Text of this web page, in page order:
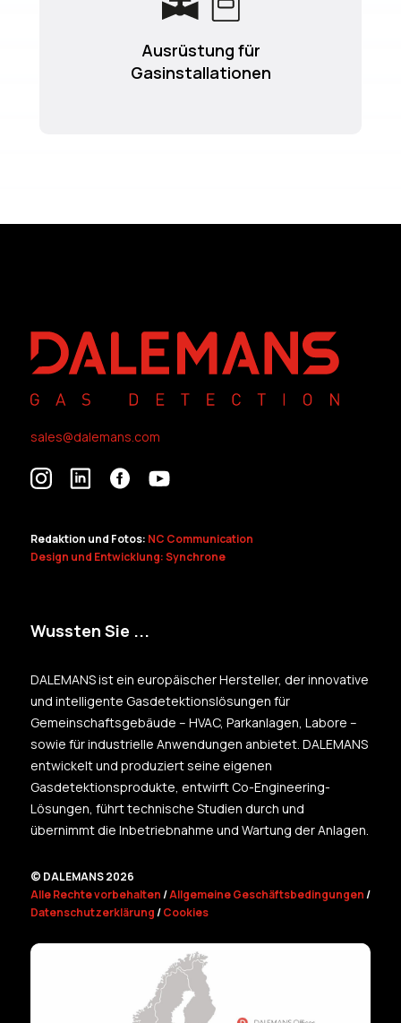
Ausrüstung für
Gasinstallationen
sales@dalemans.com
Redaktion und Fotos: NC Communication
Design und Entwicklung: Synchrone
Wussten Sie ...
DALEMANS ist ein europäischer Hersteller, der innovative
und intelligente Gasdetektionslösungen für
Gemeinschaftsgebäude – HVAC, Parkanlagen, Labore –
sowie für industrielle Anwendungen anbietet. DALEMANS
entwickelt und produziert seine eigenen
Gasdetektionsprodukte, entwirft Co-Engineering-
Lösungen, führt technische Studien durch und
übernimmt die Inbetriebnahme und Wartung der Anlagen.
© DALEMANS 2026
Alle Rechte vorbehalten/Allgemeine Geschäftsbedingungen/
Datenschutzerklärung/Cookies